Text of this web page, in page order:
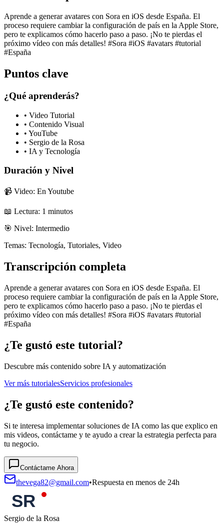
Aprende a generar avatares con Sora en iOS desde España. El
proceso requiere cambiar la configuración de país en la Apple Store,
pero te explicamos cómo hacerlo paso a paso. ¡No te pierdas el
próximo vídeo con más detalles! #Sora #iOS #avatars #tutorial
#España
Puntos clave
¿Qué aprenderás?
• Video Tutorial
• Contenido Visual
• YouTube
• Sergio de la Rosa
• IA y Tecnología
Duración y Nivel
📹 Video: En Youtube
📖 Lectura: 1 minutos
🎯 Nivel: Intermedio
Temas: Tecnología, Tutoriales, Video
Transcripción completa
Aprende a generar avatares con Sora en iOS desde España. El
proceso requiere cambiar la configuración de país en la Apple Store,
pero te explicamos cómo hacerlo paso a paso. ¡No te pierdas el
próximo vídeo con más detalles! #Sora #iOS #avatars #tutorial
#España
¿Te gustó este tutorial?
Descubre más contenido sobre IA y automatización
Ver más tutorialesServicios profesionales
¿Te gustó este contenido?
Si te interesa implementar soluciones de IA como las que explico en
mis videos, contáctame y te ayudo a crear la estrategia perfecta para
tu negocio.
Contáctame Ahora
thevega82@gmail.com•Respuesta en menos de 24h
Sergio de la Rosa